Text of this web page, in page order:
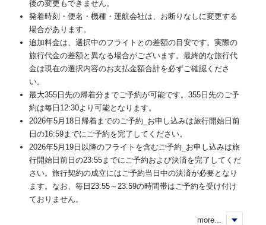
後の変更もできません。
発着時刻・便名・機種・運航会社は、お断りなしに変更する
場合があります。
追加料金は、選択中のフライトとの差額の目安です。実際の
旅行代金の差額と異なる場合がございます。最終的な旅行代
金は現在の選択内容のお支払金額合計を必ずご確認くださ
い。
最大355日先の帰着分までご予約が可能です。355日先のご予
約は毎日12:30より可能となります。
2026年5月18日帰着までのご予約_お申し込みは旅行開始日前
日の16:59までにご予約を完了してください。
2026年5月19日以降のフライトを含むご予約_お申し込みは旅
行開始日前日の23:55までにご予約および決済を完了してくだ
さい。旅行契約の成立にはご予約当日中の決済が必要となり
ます。なお、毎日23:55～23:59の時間帯はご予約を受け付け
ておりません。
more...